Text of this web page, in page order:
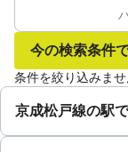
今の検索条件
条件を絞り込みませ
京成松戸線の駅